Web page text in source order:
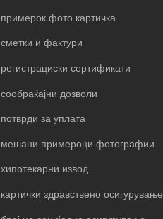
примерок фото картичка
сметки и фактури
регистрациски сертификати
сообраќајни дозволи
потврди за уплата
мешани примероци фотографии
хипотекарни извод
картички здравствено осигурување